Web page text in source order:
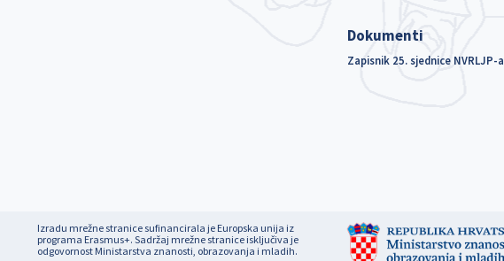
Dokumenti
Zapisnik 25. sjednice NVRLJP-a
Izradu mrežne stranice sufinancirala je Europska unija iz
programa Erasmus+. Sadržaj mrežne stranice isključiva je
odgovornost Ministarstva znanosti, obrazovanja i mladih.